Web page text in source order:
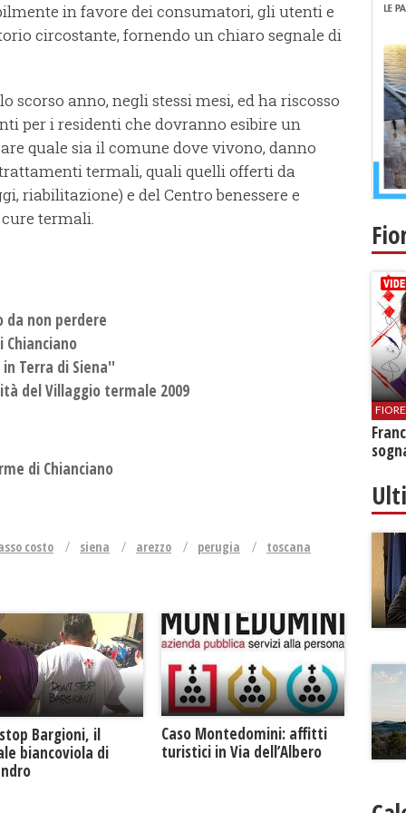
in favore dei consumatori, gli utenti e
circostante, fornendo un chiaro segnale di
scorso anno, negli stessi mesi, ed ha riscosso
per i residenti che dovranno esibire un
quale sia il comune dove vivono, danno
termali, quali quelli offerti da
riabilitazione) e del Centro benessere e
cure termali.
da non perdere
Terra di Siena''
del Villaggio termale 2009
di Chianciano
costo siena arezzo perugia toscana
Bargioni, il
biancoviola di
Caso Montedomini: affitti
turistici in Via dell’Albero